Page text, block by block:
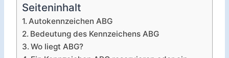
Seiteninhalt
Autokennzeichen ABG
Bedeutung des Kennzeichens ABG
Wo liegt ABG?